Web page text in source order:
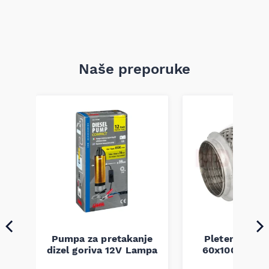
Naše preporuke
Pumpa za pretakanje
dizel goriva 12V Lampa
Pletenica
60x100